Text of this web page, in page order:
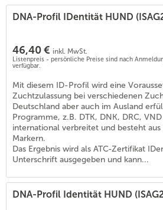
DNA-Profil IDentität HUND
46,40 € inkl. MwSt.
Listenpreis - persönliche Preise sind nach
verfügbar.
Mit diesem ID-Profil wird eine
Zuchtzulassung bei verschiedenen
Deutschland aber auch im Ausland
Programme, z.B. DTK, DNK, DRC,
international verbreitet und besteht
Markern.
Das Ergebnis wird als ATC-Zertifikat
Unterschrift ausgegeben und kann...
DNA-Profil Identität HUND